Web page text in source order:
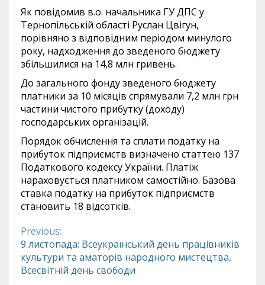
Як повідомив в.о. начальника ГУ ДПС у
Тернопільській області Руслан Цвігун,
порівняно з відповідним періодом минулого
року, надходження до зведеного бюджету
збільшилися на 14,8 млн гривень.
До загального фонду зведеного бюджету
платники за 10 місяців спрямували 7,2 млн грн
частини чистого прибутку (доходу)
господарських організацій.
Порядок обчислення та сплати податку на
прибуток підприємств визначено статтею 137
Податкового кодексу України. Платіж
нараховується платником самостійно. Базова
ставка податку на прибуток підприємств
становить 18 відсотків.
Continue
Reading
Previous:
9 листопада: Всеукраїнський день працівників
культури та аматорів народного мистецтва,
Всесвітній день свободи